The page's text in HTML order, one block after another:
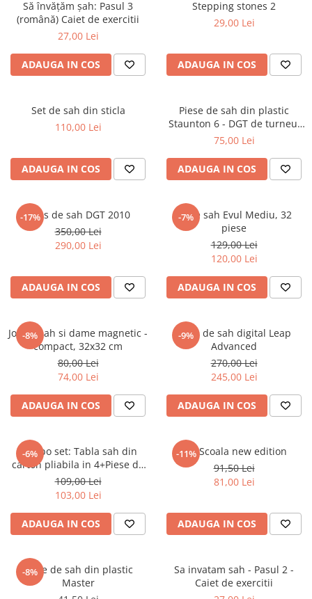
DGT
Instruire Generala
Instruire Generala
Lemn De Carpen (hornbeam)
Piese de sah DGT
Piese De Sah Tematice Din Plastic
Piese Din Lemn
Piese Din Plastic
Piese rezerva
Piese sah electronice
Piese Sah Tematice Din Metal
Puzzle
Sah Magnetic India
Set Sah + Table/backgammon
Seturi Sah
Ceasuri De Sah Digitale
Seturi Sah Tematice
Step 2
Step 4
Step 5
Să învățăm șah: Pasul 3
(română) Caiet de exercitii
27,00 Lei
ADAUGA IN COS
Stepping stones 2
29,00 Lei
ADAUGA IN COS
Set de sah din sticla
110,00 Lei
ADAUGA IN COS
Piese de sah din plastic
Staunton 6 - DGT de turneu,
in punga
75,00 Lei
ADAUGA IN COS
-17%
Ceas de sah DGT 2010
350,00 Lei
290,00 Lei
ADAUGA IN COS
-7%
Piese sah Evul Mediu, 32
piese
129,00 Lei
120,00 Lei
ADAUGA IN COS
-8%
Joc de sah si dame magnetic -
compact, 32x32 cm
80,00 Lei
74,00 Lei
ADAUGA IN COS
-9%
Ceas de sah digital Leap
Advanced
270,00 Lei
245,00 Lei
ADAUGA IN COS
-6%
Combo set: Tabla sah din
carton pliabila in 4+Piese de
sah din plastic no. 6 -
weighted
109,00 Lei
103,00 Lei
ADAUGA IN COS
-11%
Set Scoala new edition
91,50 Lei
81,00 Lei
ADAUGA IN COS
-8%
Piese de sah din plastic
Master
Sa invatam sah - Pasul 2 -
Caiet de exercitii